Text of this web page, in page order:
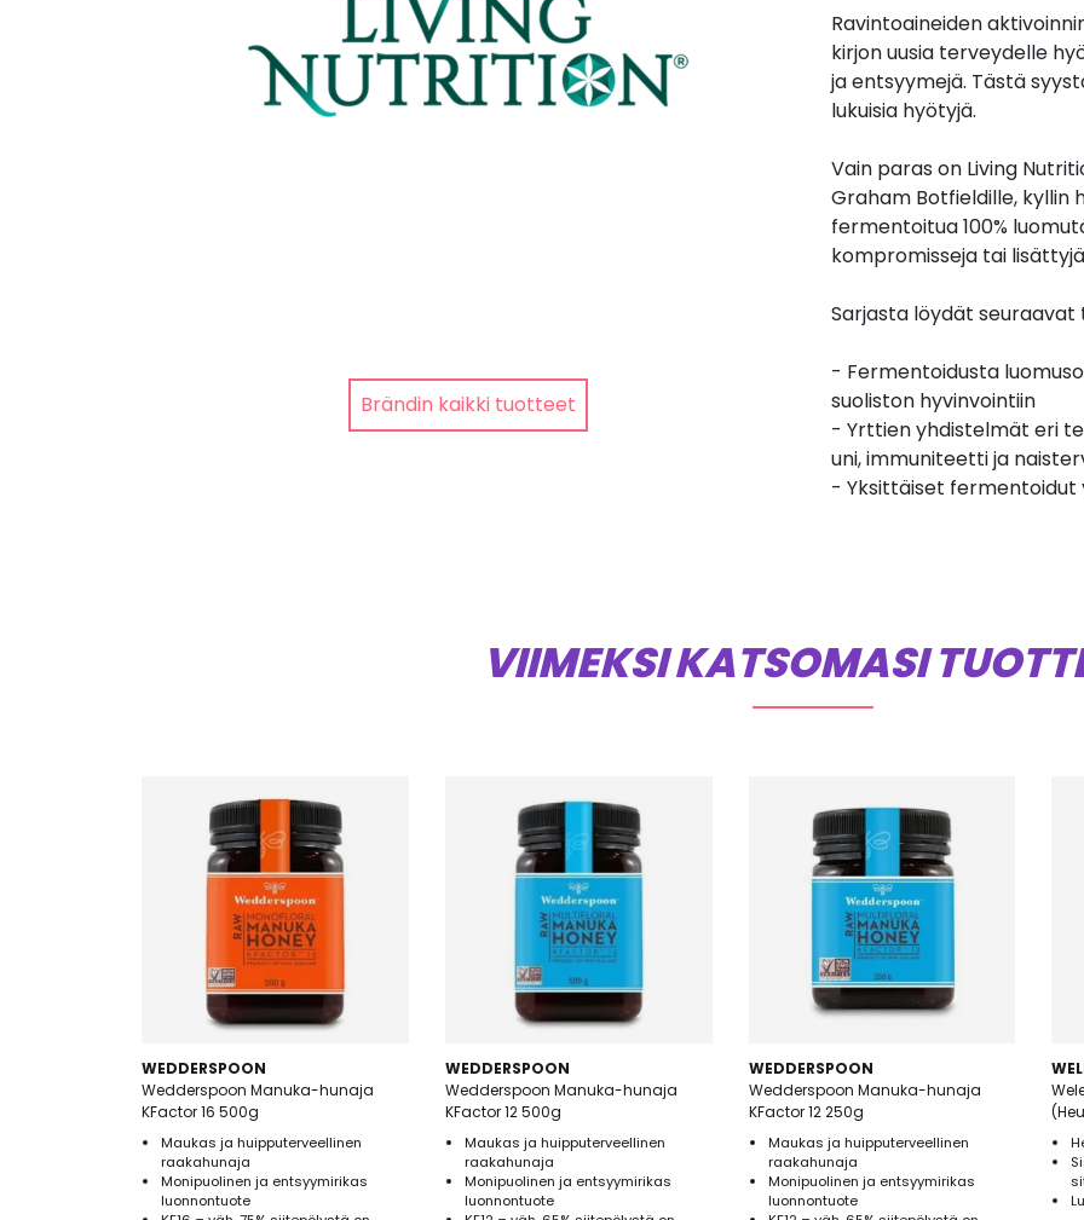
Brändin kaikki tuotteet
Ravintoaineiden
kirjon uusia terveydelle
ja entsyymejä. Tästä
lukuisia hyötyjä.
Vain paras on Living
Graham Botfieldille, kyllin
fermentoitua 100%
kompromisseja tai
Sarjasta löydät
- Fermentoidusta
suoliston hyvinvointiin
- Yrttien yhdistelmät eri
uni, immuniteetti ja
- Yksittäiset fermentoidut
VIIMEKSI KATSOMASI
WEDDERSPOON
Wedderspoon Manuka-hunaja
KFactor 16 500g
Maukas ja huipputerveellinen
raakahunaja
Monipuolinen ja entsyymirikas
luonnontuote
WEDDERSPOON
Wedderspoon Manuka-hunaja
KFactor 12 500g
Maukas ja huipputerveellinen
raakahunaja
Monipuolinen ja entsyymirikas
luonnontuote
WEDDERSPOON
Wedderspoon Manuka-hunaja
KFactor 12 250g
Maukas ja huipputerveellinen
raakahunaja
Monipuolinen ja entsyymirikas
luonnontuote